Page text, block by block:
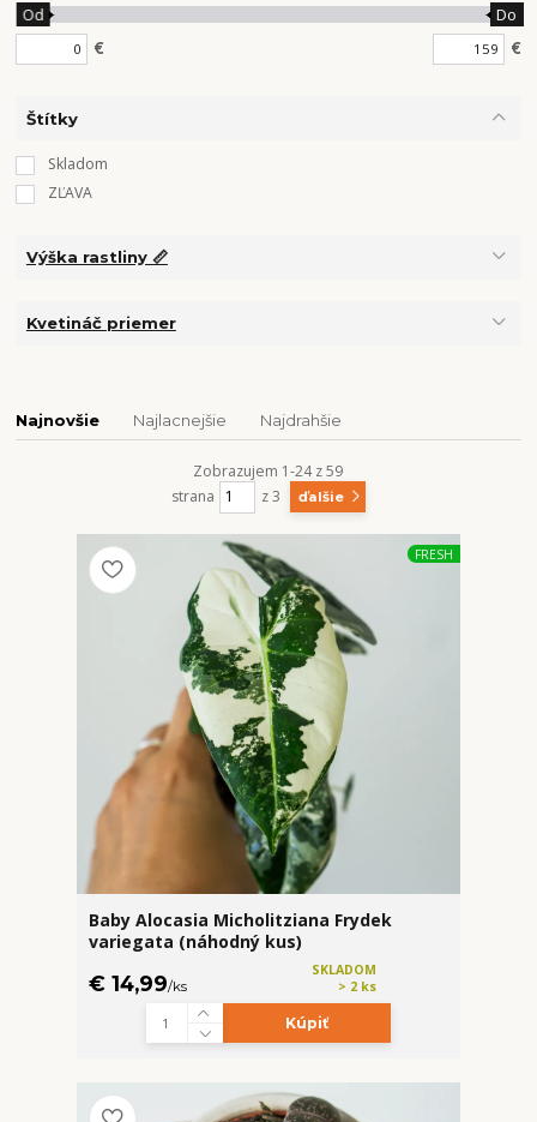
€
Od Do
€
Štítky
Skladom
ZĽAVA
Výška rastliny 📏
Kvetináč priemer
Najnovšie Najlacnejšie Najdrahšie
Zobrazujem 1-24 z 59
strana
z 3 ďalšie
FRESH
Baby Alocasia Micholitziana Frydek
variegata (náhodný kus)
€ 14,99/ks
SKLADOM
> 2 ks
Kúpiť